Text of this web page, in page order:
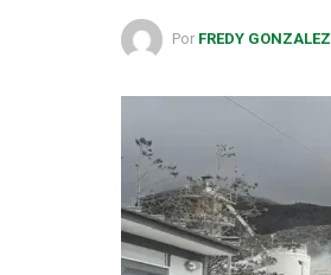
Por FREDY GONZALEZ